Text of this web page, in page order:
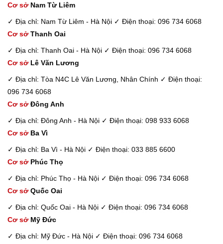
Cơ sở Nam Từ Liêm
✓ Địa chỉ: Nam Từ Liêm - Hà Nội ✓ Điện thoại: 096 734 6068
Cơ sở Thanh Oai
✓ Địa chỉ: Thanh Oai - Hà Nội ✓ Điện thoại: 096 734 6068
Cơ sở Lê Văn Lương
✓ Địa chỉ: Tòa N4C Lê Văn Lương, Nhân Chính ✓ Điện thoại:
096 734 6068
Cơ sở Đông Anh
✓ Địa chỉ: Đông Anh - Hà Nội ✓ Điện thoại: 098 933 6068
Cơ sở Ba Vì
✓ Địa chỉ: Ba Vì - Hà Nội ✓ Điện thoại: 033 885 6600
Cơ sở Phúc Thọ
✓ Địa chỉ: Phúc Thọ - Hà Nội ✓ Điện thoại: 096 734 6068
Cơ sở Quốc Oai
✓ Địa chỉ: Quốc Oai - Hà Nội ✓ Điện thoại: 096 734 6068
Cơ sở Mỹ Đức
✓ Địa chỉ: Mỹ Đức - Hà Nội ✓ Điện thoại: 096 734 6068